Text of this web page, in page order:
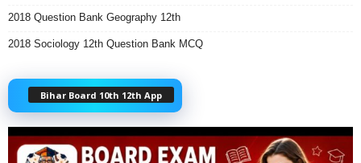
2018 Question Bank Geography 12th
2018 Sociology 12th Question Bank MCQ
Bihar Board 10th 12th App